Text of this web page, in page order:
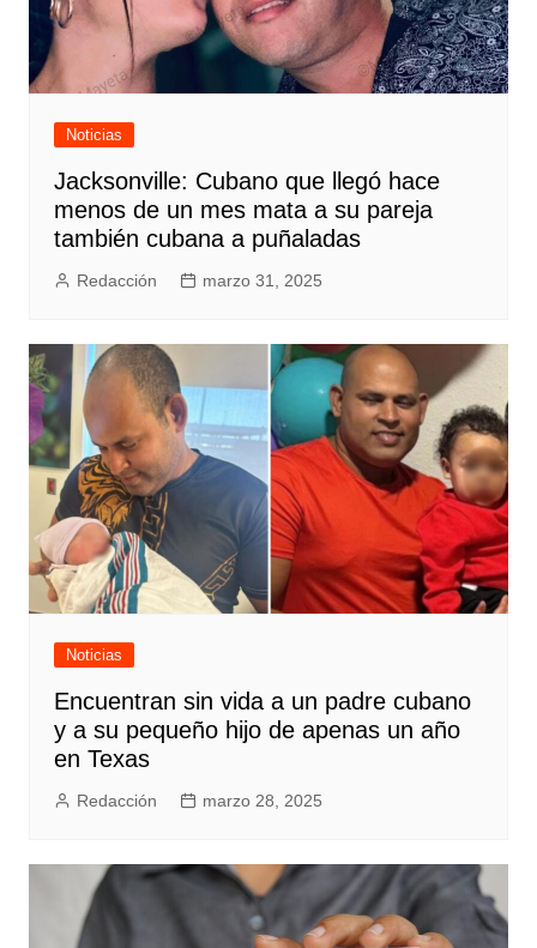
Noticias
Jacksonville: Cubano que llegó hace
menos de un mes mata a su pareja
también cubana a puñaladas
Redacción marzo 31, 2025
Noticias
Encuentran sin vida a un padre cubano
y a su pequeño hijo de apenas un año
en Texas
Redacción marzo 28, 2025